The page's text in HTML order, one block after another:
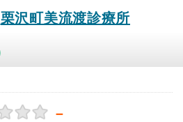
栗沢町美流渡診療所
－